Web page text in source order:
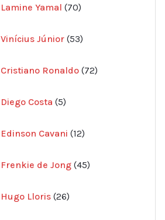
Lamine Yamal 70
produkter
Vinícius Júnior 53
produkter
Cristiano Ronaldo 72
produkter
Diego Costa 5
produkter
Edinson Cavani 12
produkter
Frenkie de Jong 45
produkter
Hugo Lloris 26
produkter